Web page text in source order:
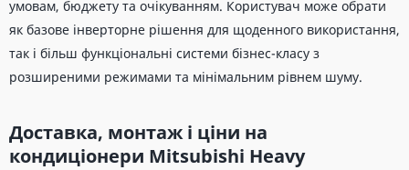
умовам, бюджету та очікуванням. Користувач може обрати
як базове інверторне рішення для щоденного використання,
так і більш функціональні системи бізнес-класу з
розширеними режимами та мінімальним рівнем шуму.
Доставка, монтаж і ціни на
кондиціонери Mitsubishi Heavy